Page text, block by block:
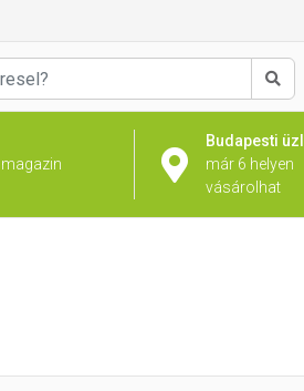
magazin
Budapesti
már 6 helyen
vásárolhat